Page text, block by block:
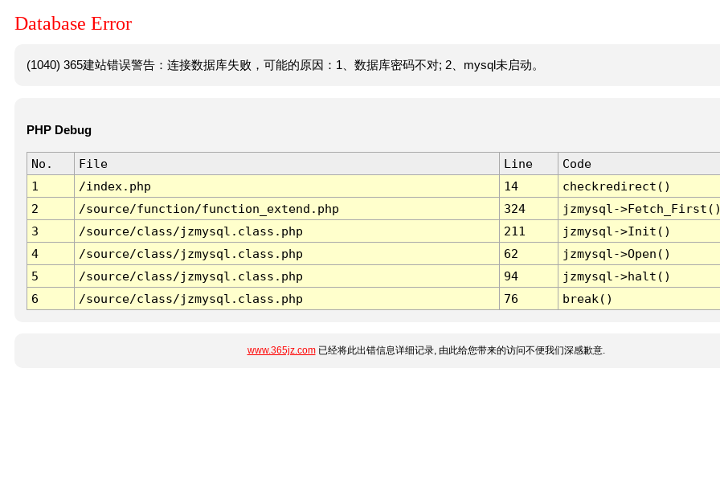
Database Error
(1040) 365建站错误警告：连接数据库失败，可能的原因：1、数据库密码不对; 2、mysql未启动。
PHP Debug
No. File Line
Code
1
/index.php 14
checkredirect()
2
/source/function/function_extend.php 324
jzmysql-
3
/source/class/jzmysql.class.php 211
jzmysql->Init()
4
/source/class/jzmysql.class.php 62
jzmysql->Open()
5
/source/class/jzmysql.class.php 94
jzmysql->halt()
6
/source/class/jzmysql.class.php 76 break()
www.365jz.com已经将此出错信息详细记录, 由此给您带来的访问不便我们深感歉意.